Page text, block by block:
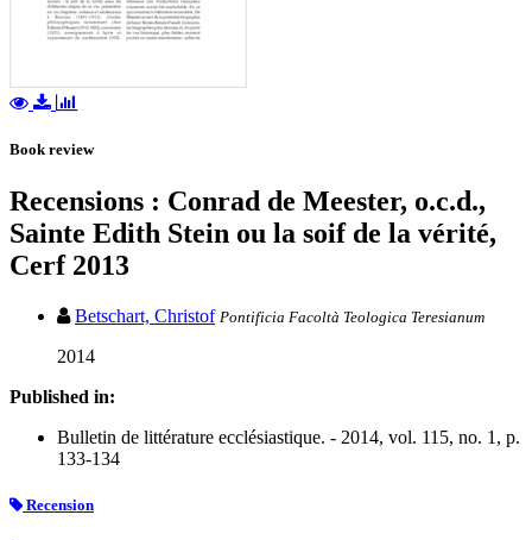
Book review
Recensions : Conrad de Meester, o.c.d.,
Sainte Edith Stein ou la soif de la vérité,
Cerf 2013
Betschart, Christof Pontificia Facoltà Teologica Teresianum
2014
Published in:
Bulletin de littérature ecclésiastique. - 2014, vol. 115, no. 1, p.
133-134
Recension